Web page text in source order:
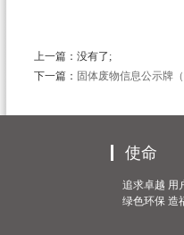
上一篇：没有了;
下一篇： 固体废物信息公示牌
使命
追求卓越 用
绿色环保 造